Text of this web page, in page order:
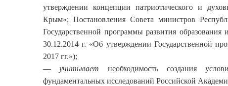
утверждении концепции патриотического и
Крым»; Постановления Совета министров
Государственной программы развития
30.12.2014 г. «Об утверждении Государственной
2017 гг.»);
—учитывает необходимость создания
фундаментальных исследований Российской